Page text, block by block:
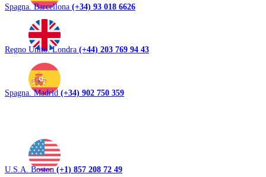
Spagna. Barcellona (+34) 93 018 6626
Regno Unito. Londra (+44) 203 769 94 43
Spagna. Madrid (+34) 902 750 359
U.S.A. Boston(+1) 857 208 72 49